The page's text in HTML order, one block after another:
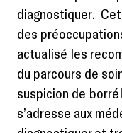
diagnostiquer.
des
actualisé les
du parcours de
suspicion de
s’adresse aux